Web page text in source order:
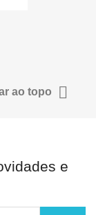
ao topo 
e